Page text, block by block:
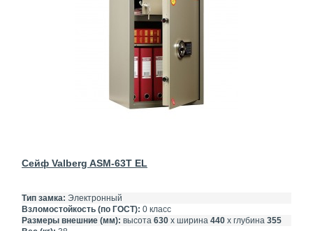
Сейф Valberg ASM-63T EL
Тип замка: Электронный
Взломостойкость (по ГОСТ): 0 класс
Размеры внешние (мм): высота 630 х ширина 440 х глубина 355